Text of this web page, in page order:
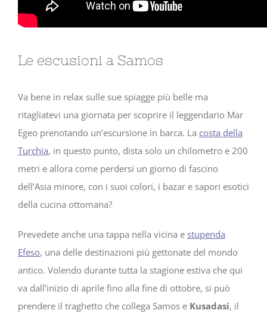
Le escusioni a Samos
Va bene in relax sulle sue spiagge più belle ma
ritagliatevi una giornata per scoprire il leggendario Mar
Egeo prenotando un’escursione in barca. La costa della
Turchia, in questo punto, dista solo un chilometro e 200
metri e allora come perdersi un giorno di fascino
dell’Asia minore, con i suoi colori, i bazar e sapori esotici
della cucina ottomana?
Prevedete anche una tappa nella vicina e stupenda
Efeso, una delle destinazioni più gettonate del mondo
antico. Volendo durante tutta la stagione estiva che qui
va dall’inizio di aprile fino alla fine di ottobre, si può
prendere il traghetto che collega Samos e Kusadasi, il